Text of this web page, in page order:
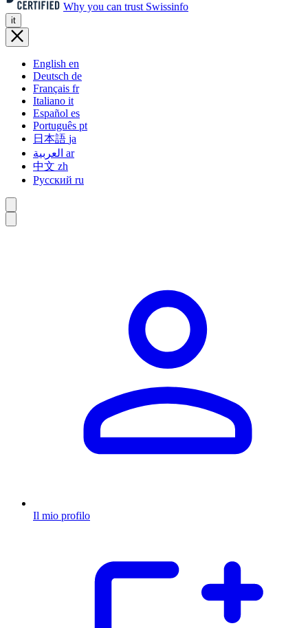
Why you can trust Swissinfo
it
English en
Deutsch de
Français fr
Italiano it
Español es
Português pt
日本語 ja
ar
中文 zh
Русский ru
Il mio profilo